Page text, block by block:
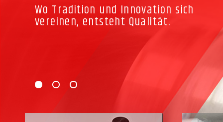
Wo Tradition und Innovation sich
vereinen, entsteht Qualität.
• • •